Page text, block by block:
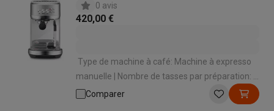
0 avis
420,00 €
Type de machine à café: Machine à expresso
manuelle | Nombre de tasses par préparation: 2
| Convient pour: Café moulu , Café en grains |
Mode de préparation des spécialités lactées:
Comparer